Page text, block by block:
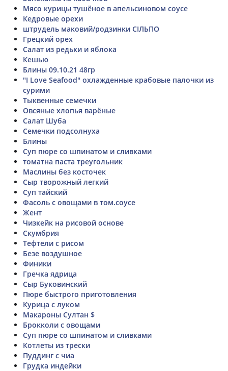
Мясо курицы тушёное в апельсиновом соусе
Кедровые орехи
штрудель маковий/родзинки СІЛЬПО
Грецкий орех
Салат из редьки и яблока
Кешью
Блины 09.10.21 48гр
"I Love Seafood" охлажденные крабовые палочки из
сурими
Тыквенные семечки
Овсяные хлопья варёные
Салат Шуба
Семечки подсолнуха
Блины
Суп пюре со шпинатом и сливками
томатна паста треугольник
Маслины без косточек
Сыр творожный легкий
Суп тайский
Фасоль с овощами в том.соусе
Жент
Чизкейк на рисовой основе
Скумбрия
Тефтели с рисом
Безе воздушное
Финики
Гречка ядрица
Сыр Буковинский
Пюре быстрого приготовления
Курица с луком
Макароны Султан $
Брокколи с овощами
Суп пюре со шпинатом и сливками
Котлеты из трески
Пуддинг с чиа
Грудка индейки